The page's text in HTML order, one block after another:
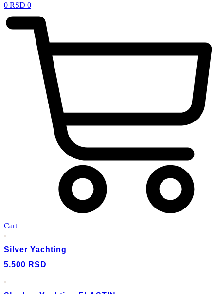
0 RSD 0
Cart
Silver Yachting
5.500 RSD